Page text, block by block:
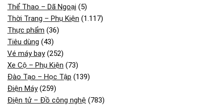
Thể Thao – Dã Ngoại (5)
Thời Trang – Phụ Kiện (1.117)
Thực phẩm (36)
Tiêu dùng (43)
Vé máy bay(252)
Xe Cộ – Phụ Kiện (73)
Đào Tạo – Học Tập (139)
Điện Máy(259)
Điện tử – Đồ công nghệ (783)